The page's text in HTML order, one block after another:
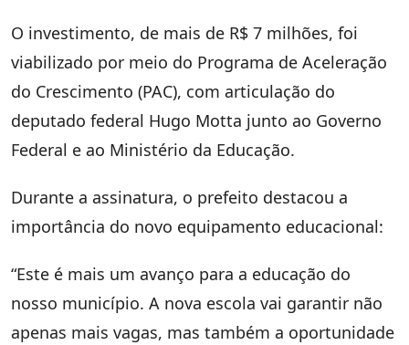
O investimento, de mais de R$ 7 milhões, foi
viabilizado por meio do Programa de Aceleração
do Crescimento (PAC), com articulação do
deputado federal Hugo Motta junto ao Governo
Federal e ao Ministério da Educação.
Durante a assinatura, o prefeito destacou a
importância do novo equipamento educacional:
“Este é mais um avanço para a educação do
nosso município. A nova escola vai garantir não
apenas mais vagas, mas também a oportunidade